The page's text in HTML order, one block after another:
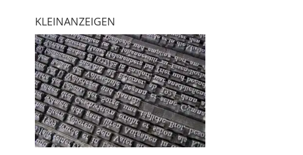
KLEINANZEIGEN